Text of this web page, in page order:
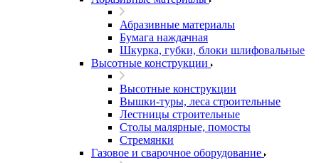
Абразивные материалы
Бумага наждачная
Шкурка, губки, блоки шлифовальные
Высотные конструкции
Высотные конструкции
Вышки-туры, леса строительные
Лестницы строительные
Столы малярные, помосты
Стремянки
Газовое и сварочное оборудование